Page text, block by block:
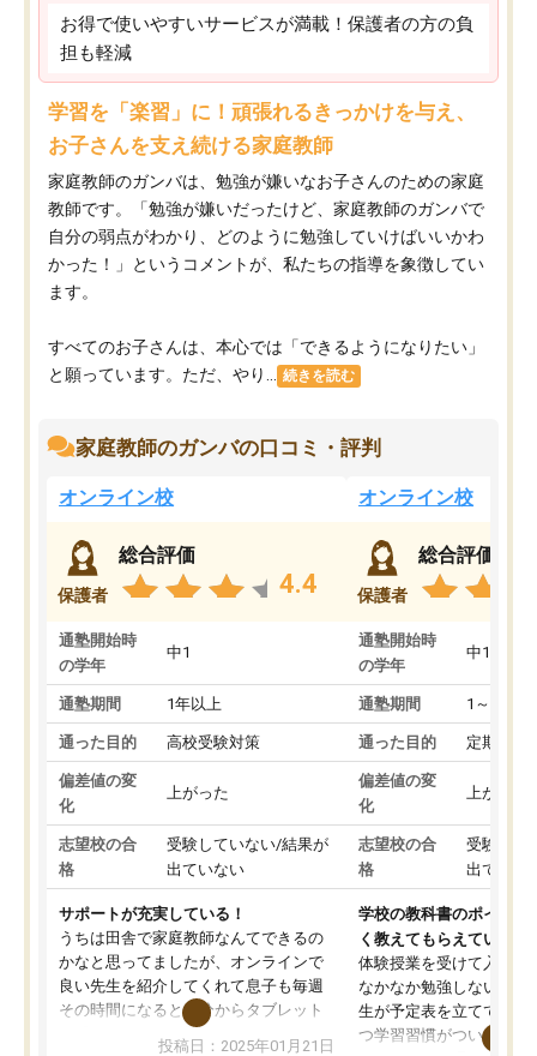
お得で使いやすいサービスが満載！保護者の方の負
担も軽減
学習を「楽習」に！頑張れるきっかけを与え、
お子さんを支え続ける家庭教師
家庭教師のガンバは、勉強が嫌いなお子さんのための家庭
教師です。「勉強が嫌いだったけど、家庭教師のガンバで
自分の弱点がわかり、どのように勉強していけばいいかわ
かった！」というコメントが、私たちの指導を象徴してい
ます。
すべてのお子さんは、本心では「できるようになりたい」
と願っています。ただ、やり...
続きを読む
家庭教師のガンバの口コミ・評判
オンライン校
保護者
総合評価
4.4
通塾開始時
の学年
中1
通塾期間 1年以上
通った目的 高校受験対策
偏差値の変
化
上がった
志望校の合
格
受験していない/結果が
出ていない
サポートが充実している！
うちは田舎で家庭教師なんてできるの
かなと思ってましたが、オンラインで
良い先生を紹介してくれて息子も毎週
その時間になると自分からタブレット
を開いてzoomを繋げるようになりまし
投稿日：2025年01月21日
オンライン校
保護者
総合評価
通塾開始時
の学年
中1
通塾期間 1～3ヵ月
通った目的 定期テス
偏差値の変
化
上がった
志望校の合
格
受験して
出ていな
学校の教科書のポイント
く教えてもらえている
体験授業を受けて入塾し
なかなか勉強しない息子
生が予定表を立ててくれ
つ学習習慣がついてきま